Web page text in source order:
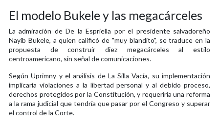
El modelo Bukele y las megacárceles
La admiración de De la Espriella por el presidente salvadoreño
Nayib Bukele, a quien calificó de "muy blandito", se traduce en la
propuesta de construir diez megacárceles al estilo
centroamericano, sin señal de comunicaciones.
Según Uprimny y el análisis de La Silla Vacía, su implementación
implicaría violaciones a la libertad personal y al debido proceso,
derechos protegidos por la Constitución, y requeriría una reforma
a la rama judicial que tendría que pasar por el Congreso y superar
el control de la Corte.